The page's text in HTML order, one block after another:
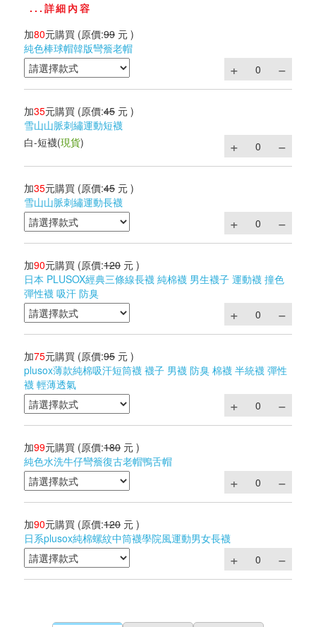
...詳細內容
加80元購買 (原價:99 元 )
純色棒球帽韓版彎簷老帽
加35元購買 (原價:45 元 )
雪山山脈刺繡運動短襪
白-短襪(現貨)
加35元購買 (原價:45 元 )
雪山山脈刺繡運動長襪
加90元購買 (原價:120 元 )
日本 PLUSOX經典三條線長襪 純棉襪 男生襪子 運動襪 撞色
彈性襪 吸汗 防臭
加75元購買 (原價:95 元 )
plusox薄款純棉吸汗短筒襪 襪子 男襪 防臭 棉襪 半統襪 彈性
襪 輕薄透氣
加99元購買 (原價:180 元 )
純色水洗牛仔彎簷復古老帽鴨舌帽
加90元購買 (原價:120 元 )
日系plusox純棉螺紋中筒襪學院風運動男女長襪